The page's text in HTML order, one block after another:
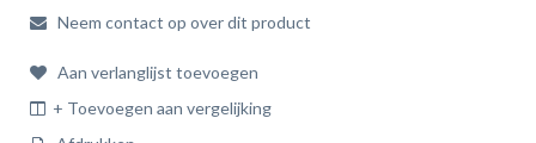
Neem contact op over dit product
Aan verlanglijst toevoegen
+ Toevoegen aan vergelijking